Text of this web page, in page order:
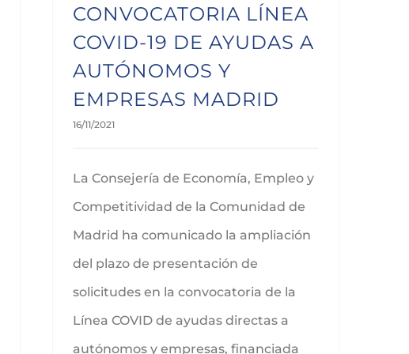
CONVOCATORIA LÍNEA
COVID-19 DE AYUDAS A
AUTÓNOMOS Y
EMPRESAS MADRID
16/11/2021
La Consejería de Economía, Empleo y
Competitividad de la Comunidad de
Madrid ha comunicado la ampliación
del plazo de presentación de
solicitudes en la convocatoria de la
Línea COVID de ayudas directas a
autónomos y empresas, financiada